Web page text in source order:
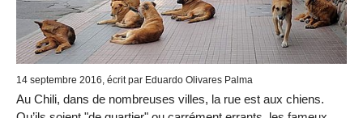
14 septembre 2016, écrit par Eduardo Olivares Palma
Au Chili, dans de nombreuses villes, la rue est aux chiens.